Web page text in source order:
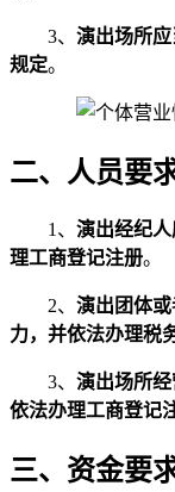
3、 演出场所
规定。
二、人员要
1、 演出经纪
理工商登记注册。
2、 演出团体
力，并依法办理税
3、 演出场所
依法办理工商登记
三、资金要